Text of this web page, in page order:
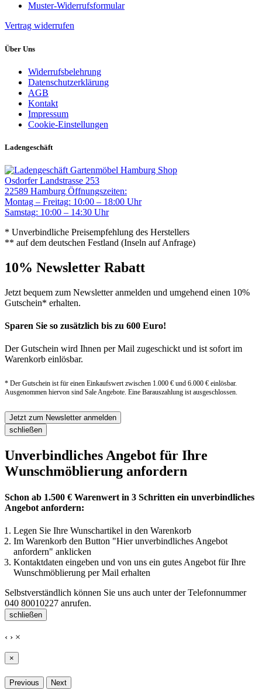
Muster-Widerrufsformular
Vertrag widerrufen
Über Uns
Widerrufsbelehrung
Datenschutzerklärung
AGB
Kontakt
Impressum
Cookie-Einstellungen
Ladengeschäft
Gartenmöbel Hamburg Shop
Osdorfer Landstrasse 253
22589 Hamburg Öffnungszeiten:
Montag – Freitag: 10:00 – 18:00 Uhr
Samstag: 10:00 – 14:30 Uhr
* Unverbindliche Preisempfehlung des Herstellers
** auf dem deutschen Festland (Inseln auf Anfrage)
10% Newsletter Rabatt
Jetzt bequem zum Newsletter anmelden und umgehend einen 10%
Gutschein* erhalten.
Sparen Sie so zusätzlich bis zu 600 Euro!
Der Gutschein wird Ihnen per Mail zugeschickt und ist sofort im
Warenkorb einlösbar.
* Der Gutschein ist für einen Einkaufswert zwischen 1.000 € und 6.000 € einlösbar.
Ausgenommen hiervon sind Sale Angebote. Eine Barauszahlung ist ausgeschlossen.
Jetzt zum Newsletter anmelden
schließen
Unverbindliches Angebot für Ihre
Wunschmöblierung anfordern
Schon ab 1.500 € Warenwert in 3 Schritten ein unverbindliches
Angebot anfordern:
Legen Sie Ihre Wunschartikel in den Warenkorb
Im Warenkorb den Button "Hier unverbindliches Angebot
anfordern" anklicken
Kontaktdaten eingeben und von uns ein gutes Angebot für Ihre
Wunschmöblierung per Mail erhalten
Selbstverständlich können Sie uns auch unter der Telefonnummer
040 80010227 anrufen.
schließen
‹ › ×
×
Previous Next